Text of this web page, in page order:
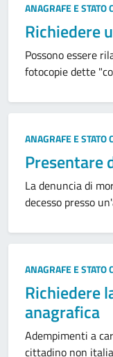
ANAGRAFE E STATO
Richiedere
Possono essere
fotocopie dette
ANAGRAFE E STATO
Presentare
La denuncia di
decesso presso
ANAGRAFE E STATO
Richiedere
anagrafica
Adempimenti a
cittadino non